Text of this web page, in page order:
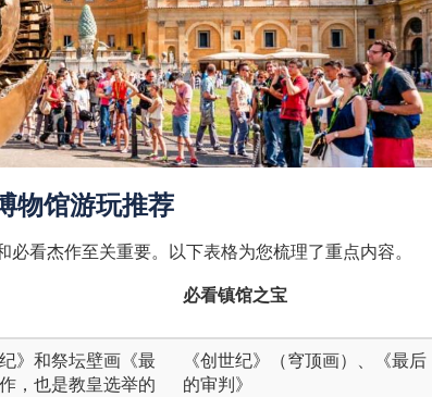
物馆游玩推荐
看杰作至关重要。以下表格为您梳理了重点内容。
必看镇馆之宝
》和祭坛壁画《最
，也是教皇选举的
《创世纪》（穹顶画）、《最后
的审判》